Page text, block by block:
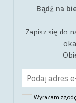
Bądź na
Zapisz się do
Wyrażam